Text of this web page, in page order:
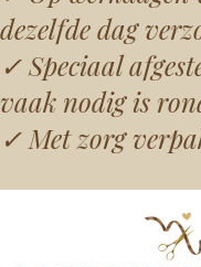
dezelfde dag
✓Speciaal
vaak nodig is
✓ Met zorg